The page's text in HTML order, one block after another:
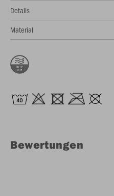
Details
Material
Bewertungen